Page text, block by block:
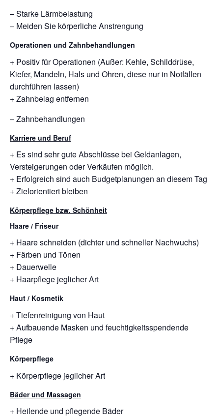
– Starke Lärmbelastung
– Meiden Sie körperliche Anstrengung
Operationen und Zahnbehandlungen
+ Positiv für Operationen (Außer: Kehle, Schilddrüse,
Kiefer, Mandeln, Hals und Ohren, diese nur in Notfällen
durchführen lassen)
+ Zahnbelag entfernen
– Zahnbehandlungen
Karriere und Beruf
+ Es sind sehr gute Abschlüsse bei Geldanlagen,
Versteigerungen oder Verkäufen möglich.
+ Erfolgreich sind auch Budgetplanungen an diesem Tag
+ Zielorientiert bleiben
Körperpflege bzw. Schönheit
Haare / Friseur
+ Haare schneiden (dichter und schneller Nachwuchs)
+ Färben und Tönen
+ Dauerwelle
+ Haarpflege jeglicher Art
Haut / Kosmetik
+ Tiefenreinigung von Haut
+ Aufbauende Masken und feuchtigkeitsspendende
Pflege
Körperpflege
+ Körperpflege jeglicher Art
Bäder und Massagen
+ Heilende und pflegende Bäder